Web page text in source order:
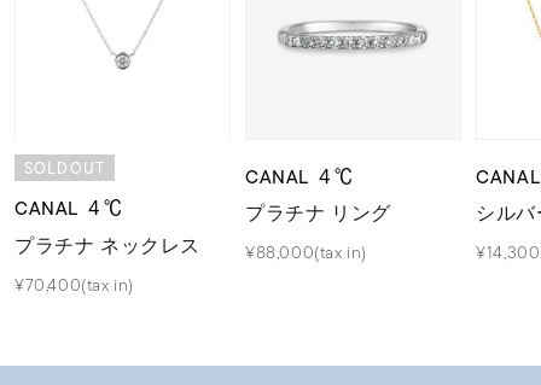
SOLDOUT
CANAL ４℃
プラチナ ネックレス
¥70,400(tax in)
CANAL ４℃
プラチナ リング
¥88,000(tax in)
シル